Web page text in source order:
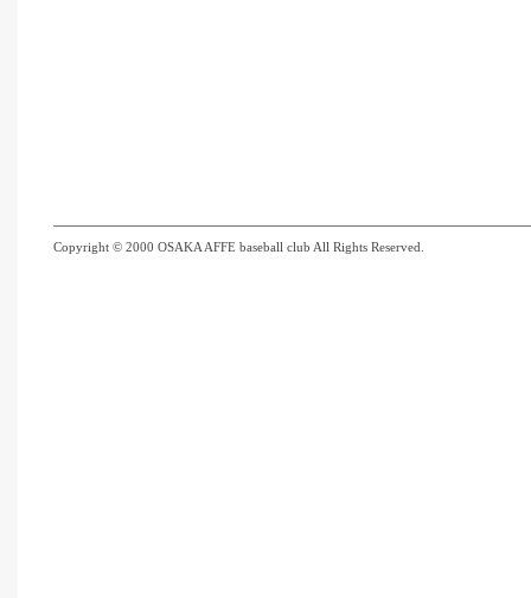
Copyright © 2000 OSAKA AFFE baseball club All Rights Reserved.